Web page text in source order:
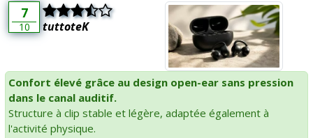
7
10 tuttoteK
Confort élevé grâce au design open-ear sans pression
dans le canal auditif.
Structure à clip stable et légère, adaptée également à
l'activité physique.